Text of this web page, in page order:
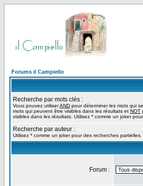
Forums il Campiello
Recherche par mots clés :
Vous pouvez utiliserAND pour déterminer les mots qui
mots qui peuvent être visibles dans les résultats et NOT
visibles dans les résultats. Utilisez * comme un joker
Recherche par auteur :
Utilisez * comme un joker pour des recherches partielles.
Forum :